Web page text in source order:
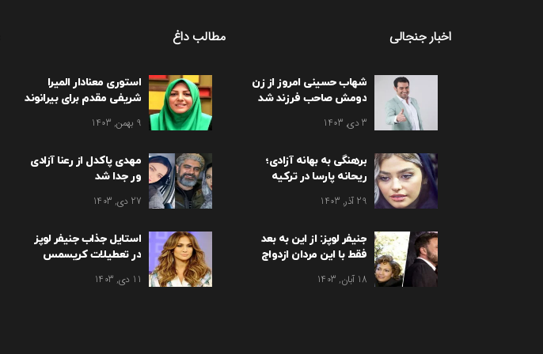
اخبار جنجالی
شهاب حسینی امروز از زن
دومش صاحب فرزند شد
3 دی, 1403
برهنگی به بهانه آزادی؛
ریحانه پارسا در ترکیه
29 آذر, 1403
جنیفر لوپز: از این به بعد
فقط با این مردان ازدواج
18 آبان, 1403
مطالب داغ
استوری معنادار المیرا
شریفی مقدم برای بیرانوند
9 بهمن, 1403
مهدی پاکدل از رعنا آزادی
ور جدا شد
27 دی, 1403
استایل جذاب جنیفر لوپز
در تعطیلات کریسمس
11 دی, 1403